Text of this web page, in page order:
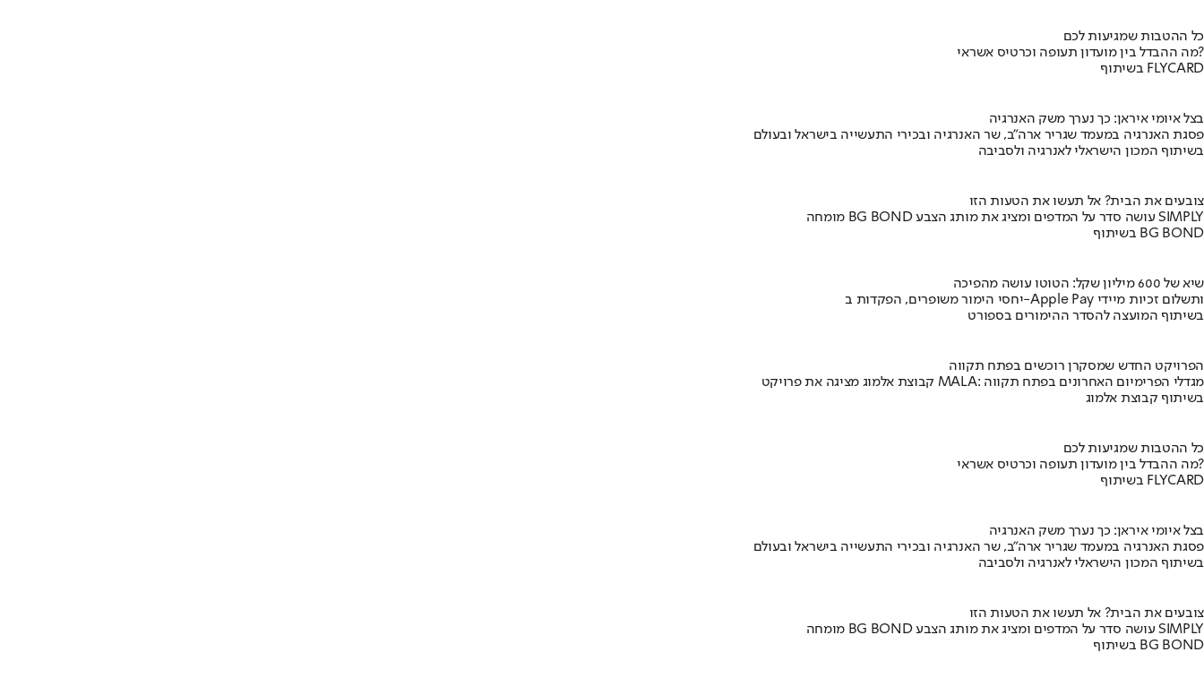
כל ההטבות שמגיעות לכם
מה ההבדל בין מועדון תעופה וכרטיס אשראי?
בשיתוף FLYCARD
בצל איומי איראן: כך נערך משק האנרגיה
פסגת האנרגיה במעמד שגריר ארה"ב, שר האנרגיה ובכירי התעשייה בישראל ובעולם
בשיתוף המכון הישראלי לאנרגיה ולסביבה
צובעים את הבית? אל תעשו את הטעות הזו
מומחה BG BOND עושה סדר על המדפים ומציג את מותג הצבע SIMPLY
בשיתוף BG BOND
שיא של 600 מיליון שקל: הטוטו עושה מהפיכה
יחסי הימור משופרים, הפקדות ב-Apple Pay ותשלום זכיות מיידי
בשיתוף המועצה להסדר ההימורים בספורט
הפרויקט החדש שמסקרן רוכשים בפתח תקווה
קבוצת אלמוג מציגה את פרויקט MALA: מגדלי הפרימיום האחרונים בפתח תקווה
בשיתוף קבוצת אלמוג
כל ההטבות שמגיעות לכם
מה ההבדל בין מועדון תעופה וכרטיס אשראי?
בשיתוף FLYCARD
בצל איומי איראן: כך נערך משק האנרגיה
פסגת האנרגיה במעמד שגריר ארה"ב, שר האנרגיה ובכירי התעשייה בישראל ובעולם
בשיתוף המכון הישראלי לאנרגיה ולסביבה
צובעים את הבית? אל תעשו את הטעות הזו
מומחה BG BOND עושה סדר על המדפים ומציג את מותג הצבע SIMPLY
בשיתוף BG BOND